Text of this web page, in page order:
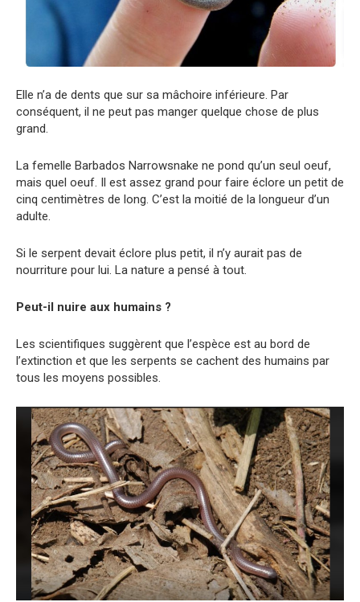
Elle n’a de dents que sur sa mâchoire inférieure. Par
conséquent, il ne peut pas manger quelque chose de plus
grand.
La femelle Barbados Narrowsnake ne pond qu’un seul oeuf,
mais quel oeuf. Il est assez grand pour faire éclore un petit de
cinq centimètres de long. C’est la moitié de la longueur d’un
adulte.
Si le serpent devait éclore plus petit, il n’y aurait pas de
nourriture pour lui. La nature a pensé à tout.
Peut-il nuire aux humains ?
Les scientifiques suggèrent que l’espèce est au bord de
l’extinction et que les serpents se cachent des humains par
tous les moyens possibles.